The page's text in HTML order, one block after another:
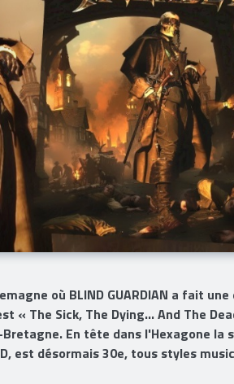
où BLIND GUARDIAN a fait
« The Sick, The Dying… And The
En tête dans l'Hexagone la